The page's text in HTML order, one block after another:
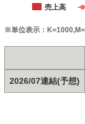
売上高
※単位表示：
2026/07連結(予想)